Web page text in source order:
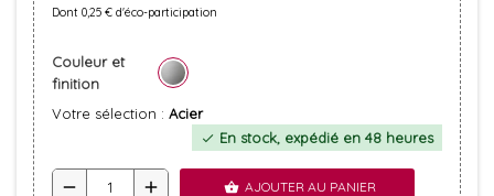
Dont 0,25 € d'éco-participation
Couleur et
finition
Votre sélection : Acier
check En stock, expédié en 48 heures
remove add shopping_basket AJOUTER AU PANIER